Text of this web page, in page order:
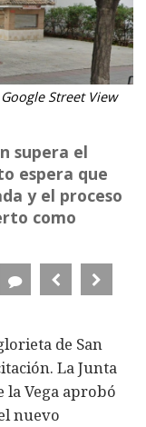
Street View
supera el
espera que
y el proceso
como
de San
La Junta
la Vega aprobó
nuevo